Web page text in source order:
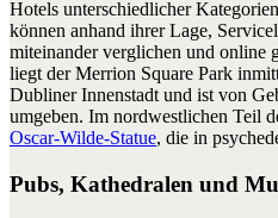
Hotels unterschiedlicher
können anhand ihrer Lage,
miteinander verglichen und online
liegt der Merrion Square Park
Dubliner Innenstadt und ist von
umgeben. Im nordwestlichen Teil
Oscar-Wilde-Statue, die in
Pubs, Kathedralen und